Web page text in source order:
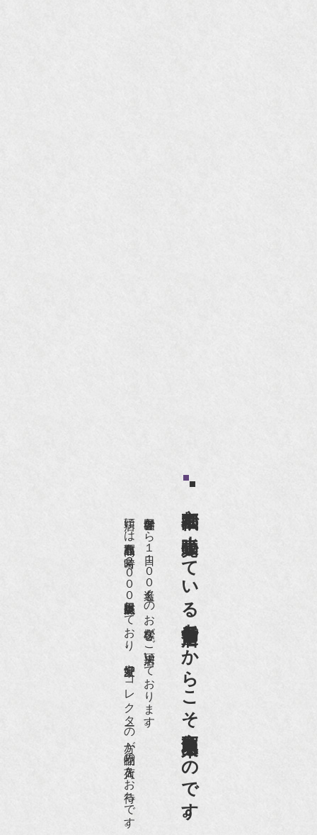
京都祇園で小売販売している
老舗骨董店だからこそ高価買取出来るのです。
世界各国から１日１００名近くのお客様がご来店頂いております。
店頭には買取商品を常時２０００点以上展示販売しており、
愛好家やコレクターの方が品物の入荷をお待ちです。